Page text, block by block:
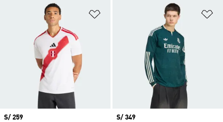
Añadir a la lista de deseos
Precio
S/ 259
Precio
S/ 349